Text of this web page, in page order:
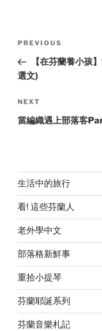
Previous
Post
PREVIOUS
【在芬蘭養小孩
選文)
Next
Post
NEXT
當編織遇上部落客
生活中的旅行
看! 這些芬蘭人
老外學中文
部落格新鮮事
重拾小提琴
芬蘭耶誕系列
芬蘭音樂札記